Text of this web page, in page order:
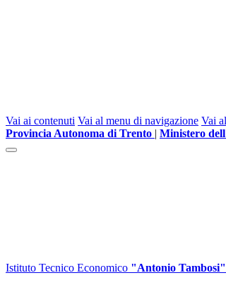
Vai ai contenuti Vai al menu di navigazione Vai
Provincia Autonoma di Trento | Ministero
Istituto Tecnico Economico "Antonio Tambosi"